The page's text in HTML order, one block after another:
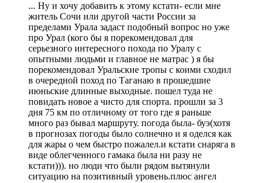
... Ну и хочу добавить к этому кстати- если мне
житель Сочи или другой части России за
пределами Урала задаст подобный вопрос но уже
про Урал (кого бы я порекомендовал для
серьезного интересного похода по Уралу с
опытными людьми и главное не матрас ) я бы
порекомендовал Уральские тропы с коими сходил
в очередной поход по Таганаю в прошедшие
июньские длинные выходные. пошел туда не
повидать новое а чисто для спорта. прошли за 3
дня 75 км по отличному от того где я раньше
много раз бывал маршруту. погода была- буэ(хотя
в прогнозах погоды было солнечно и я оделся как
для жары о чем быстро пожалел.и кстати снаряга в
виде облегченного гамака была ни разу не
кстати))). но люди что были рядом вытянули
ситуацию на позитивный уровень.плюс ангел